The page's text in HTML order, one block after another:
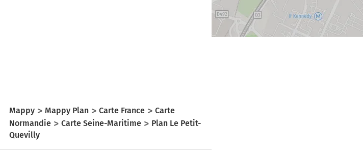
Mappy Mappy Plan Carte France
Carte
Normandie
Carte Seine-Maritime
Plan Le Petit-
Quevilly